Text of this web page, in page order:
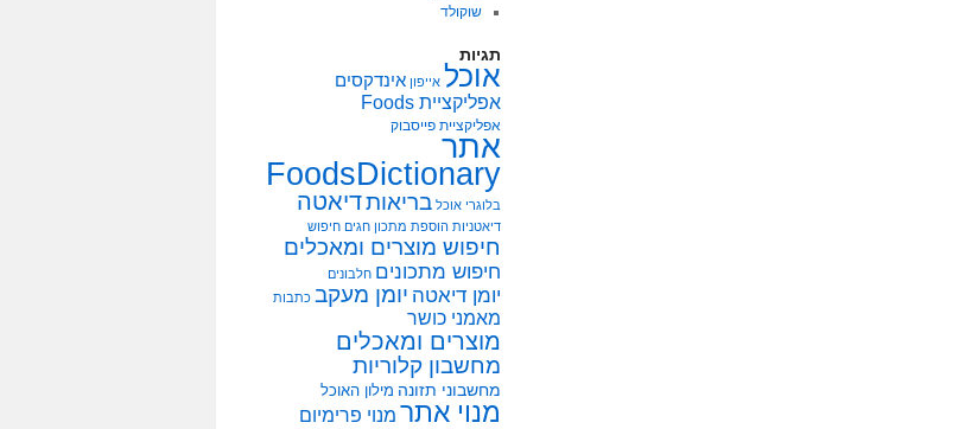
שוקולד
תגיות
אוכל אייפון אינדקסים
אפליקציית Foods
אפליקציית פייסבוק
אתר
FoodsDictionary
בלוגרי אוכל בריאותדיאטה
דיאטניות הוספת מתכון חגים חיפוש
חיפוש מוצרים ומאכלים
חיפוש מתכונים חלבונים
יומן דיאטה יומן מעקב כתבות
מאמני כושר
מוצרים ומאכלים
מחשבון קלוריות
מחשבוני תזונה מילון האוכל
מנוי אתר מנוי פרימיום